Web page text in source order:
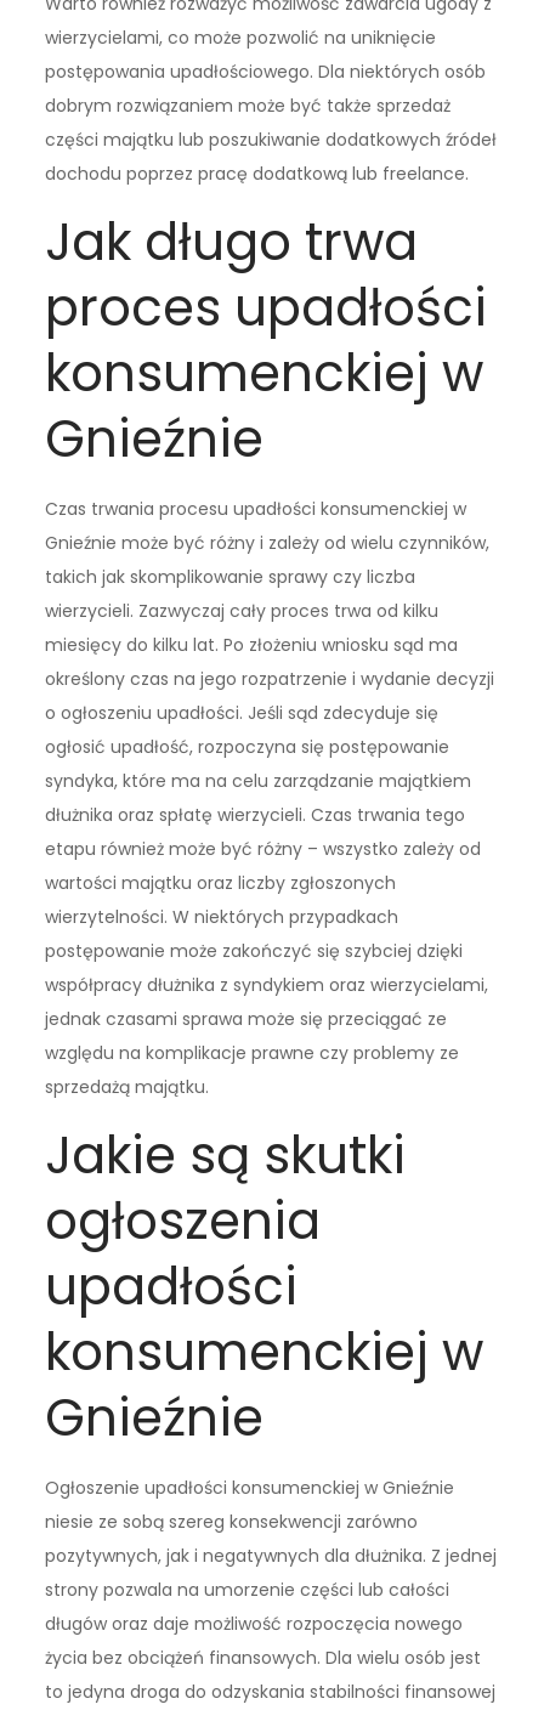
wierzycielami, co może pozwolić na uniknięcie
postępowania upadłościowego. Dla niektórych osób
dobrym rozwiązaniem może być także sprzedaż
części majątku lub poszukiwanie dodatkowych źródeł
dochodu poprzez pracę dodatkową lub freelance.
Jak długo trwa
proces upadłości
konsumenckiej w
Gnieźnie
Czas trwania procesu upadłości konsumenckiej w
Gnieźnie może być różny i zależy od wielu czynników,
takich jak skomplikowanie sprawy czy liczba
wierzycieli. Zazwyczaj cały proces trwa od kilku
miesięcy do kilku lat. Po złożeniu wniosku sąd ma
określony czas na jego rozpatrzenie i wydanie decyzji
o ogłoszeniu upadłości. Jeśli sąd zdecyduje się
ogłosić upadłość, rozpoczyna się postępowanie
syndyka, które ma na celu zarządzanie majątkiem
dłużnika oraz spłatę wierzycieli. Czas trwania tego
etapu również może być różny – wszystko zależy od
wartości majątku oraz liczby zgłoszonych
wierzytelności. W niektórych przypadkach
postępowanie może zakończyć się szybciej dzięki
współpracy dłużnika z syndykiem oraz wierzycielami,
jednak czasami sprawa może się przeciągać ze
względu na komplikacje prawne czy problemy ze
sprzedażą majątku.
Jakie są skutki
ogłoszenia
upadłości
konsumenckiej w
Gnieźnie
Ogłoszenie upadłości konsumenckiej w Gnieźnie
niesie ze sobą szereg konsekwencji zarówno
pozytywnych, jak i negatywnych dla dłużnika. Z jednej
strony pozwala na umorzenie części lub całości
długów oraz daje możliwość rozpoczęcia nowego
życia bez obciążeń finansowych. Dla wielu osób jest
to jedyna droga do odzyskania stabilności finansowej